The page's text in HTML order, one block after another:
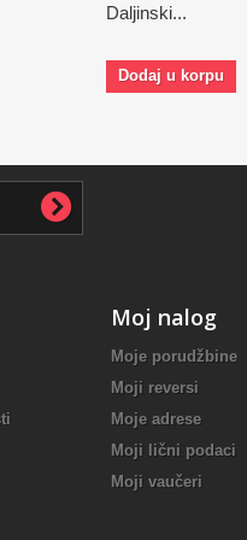
Daljinski...
Dodaj u korpu
Moj nalog
Moje porudžbine
Moji reversi
Moje adrese
Moji lični podaci
Moji vaučeri